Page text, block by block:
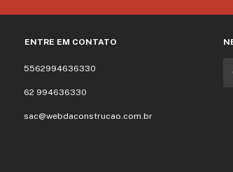
ENTRE EM CONTATO
5562994636330
62 994636330
sac@webdaconstrucao.com.br